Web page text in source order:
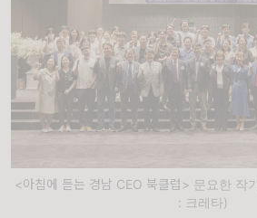
<아침에 듣는 경남 CEO 북클럽> 문요한 작
: 크레타)